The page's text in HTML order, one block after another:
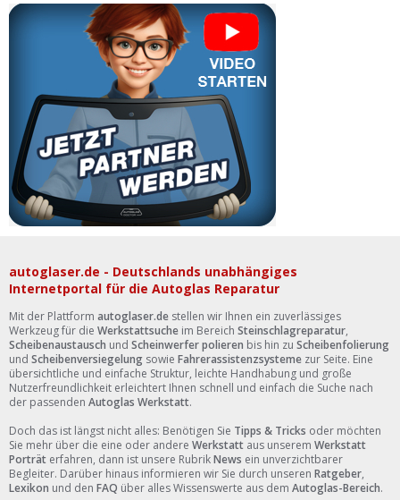
autoglaser.de - Deutschlands unabhängiges
Internetportal für die Autoglas Reparatur
Mit der Plattform autoglaser.de stellen wir Ihnen ein zuverlässiges
Werkzeug für die Werkstattsuche im Bereich Steinschlagreparatur,
Scheibenaustausch und Scheinwerfer polieren bis hin zu Scheibenfolierung
und Scheibenversiegelung sowie Fahrerassistenzsysteme zur Seite. Eine
übersichtliche und einfache Struktur, leichte Handhabung und große
Nutzerfreundlichkeit erleichtert Ihnen schnell und einfach die Suche nach
der passenden Autoglas Werkstatt.
Doch das ist längst nicht alles: Benötigen Sie Tipps & Tricks oder möchten
Sie mehr über die eine oder andere Werkstatt aus unserem Werkstatt
Porträt erfahren, dann ist unsere RubrikNews ein unverzichtbarer
Begleiter. Darüber hinaus informieren wir Sie durch unseren Ratgeber,
Lexikon und den FAQ über alles Wissenswerte aus dem Autoglas-Bereich.